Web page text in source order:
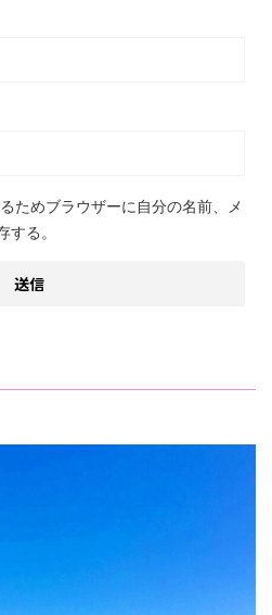
ためブラウザーに自分の名前、メ
る。